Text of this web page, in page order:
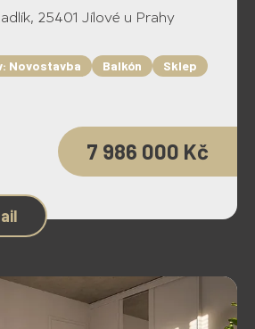
25401 Jílové u Prahy
Novostavba Balkón
Sklep
7 986 000 Kč